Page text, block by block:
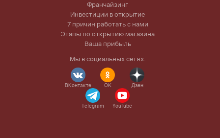
Франчайзинг
Инвестиции в открытие
7 причин работать с нами
Этапы по открытию магазина
Ваша прибыль
Мы в социальных сетях:
ВКонтакте OK Дзен
Telegram Youtube